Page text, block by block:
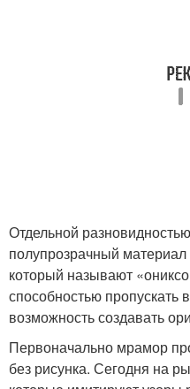
Отдельной
полупрозрачный материал
который называют
способностью пропускать
возможность создавать
Первоначально мрамор
без рисунка. Сегодня на